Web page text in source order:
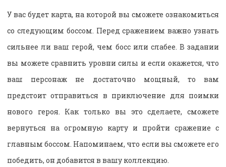
У вас будет карта, на которой вы сможете ознакомиться
со следующим боссом. Перед сражением важно узнать
сильнее ли ваш герой, чем босс или слабее. В задании
вы можете сравнить уровни силы и если окажется, что
ваш персонаж не достаточно мощный, то вам
предстоит отправиться в приключение для поимки
нового героя. Как только вы это сделаете, сможете
вернуться на огромную карту и пройти сражение с
главным боссом. Напоминаем, что если вы сможете его
победить, он добавится в вашу коллекцию.